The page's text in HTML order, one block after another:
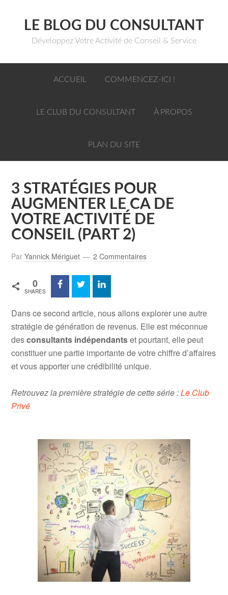
LE BLOG DU CONSULTANT
Développez Votre Activité de Conseil & Service
ACCUEIL COMMENCEZ-ICI !
LE CLUB DU CONSULTANT À PROPOS
PLAN DU SITE
3 STRATÉGIES POUR
AUGMENTER LE CA DE
VOTRE ACTIVITÉ DE
CONSEIL (PART 2)
ParYannick Mériguet 2 Commentaires
0
SHARES
Dans ce second article, nous allons explorer une autre
stratégie de génération de revenus. Elle est méconnue
desconsultants indépendantset pourtant, elle peut
constituer une partie importante de votre chiffre d’affaires
et vous apporter une crédibilité unique.
Retrouvez la première stratégie de cette série :Le Club
Privé